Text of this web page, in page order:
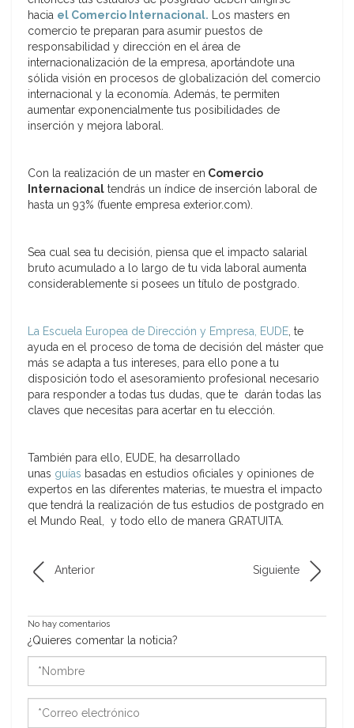
hacia el Comercio Internacional. Los masters en
comercio te preparan para asumir puestos de
responsabilidad y dirección en el área de
internacionalización de la empresa, aportándote una
sólida visión en procesos de globalización del comercio
internacional y la economía. Además, te permiten
aumentar exponencialmente tus posibilidades de
inserción y mejora laboral.
Con la realización de un master en Comercio
Internacional tendrás un índice de inserción laboral de
hasta un 93% (fuente empresa exterior.com).
Sea cual sea tu decisión, piensa que el impacto salarial
bruto acumulado a lo largo de tu vida laboral aumenta
considerablemente si posees un título de postgrado.
La Escuela Europea de Dirección y Empresa, EUDE , te
ayuda en el proceso de toma de decisión del máster que
más se adapta a tus intereses, para ello pone a tu
disposición todo el asesoramiento profesional necesario
para responder a todas tus dudas, que te darán todas las
claves que necesitas para acertar en tu elección.
También para ello, EUDE, ha desarrollado
unas guías basadas en estudios oficiales y opiniones de
expertos en las diferentes materias, te muestra el impacto
que tendrá la realización de tus estudios de postgrado en
el Mundo Real, y todo ello de manera GRATUITA.
Anterior Siguiente
No hay comentarios
¿Quieres comentar la noticia?
electrónico